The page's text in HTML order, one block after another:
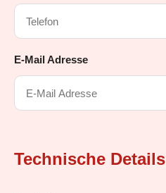
E-Mail Adresse
Technische Details